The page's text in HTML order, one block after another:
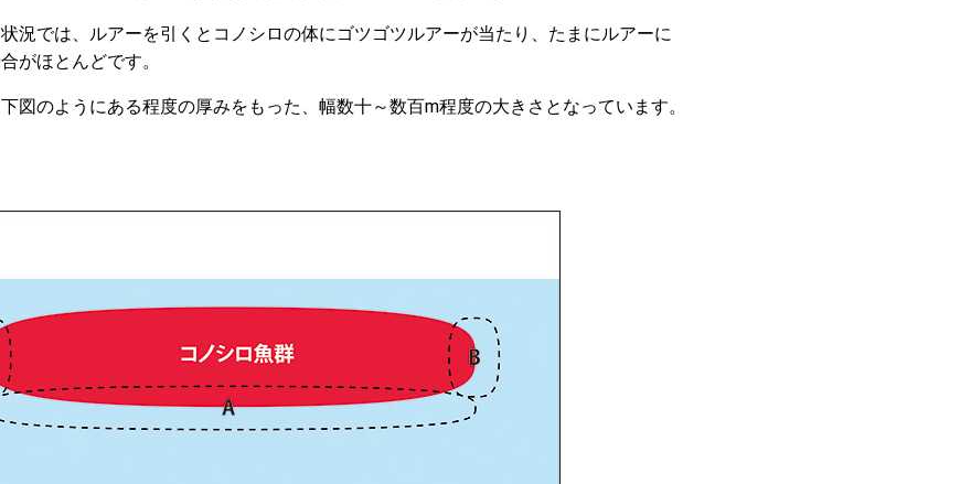
況では、ルアーを引くとコノシロの体にゴツゴツルアーが当たり、たまにルアーに
がほとんどです。
図のようにある程度の厚みをもった、幅数十～数百m程度の大きさとなっています。